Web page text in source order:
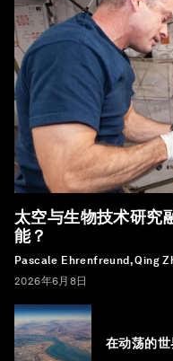
太空与生物技术研究
能？
Pascale Ehrenfreund, Qing
2026年6月8日
在动荡的